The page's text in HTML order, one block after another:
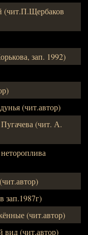
(чит.П.Щербаков
зап. 1992)
(чит.автор)
(чит. А.
(чит.автор)
(чит.автор)